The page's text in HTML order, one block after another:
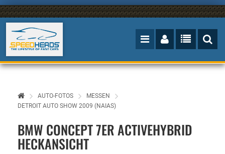
AUTO-FOTOS
MESSEN
DETROIT AUTO SHOW 2009 (NAIAS)
BMW CONCEPT 7ER ACTIVEHYBRID
HECKANSICHT